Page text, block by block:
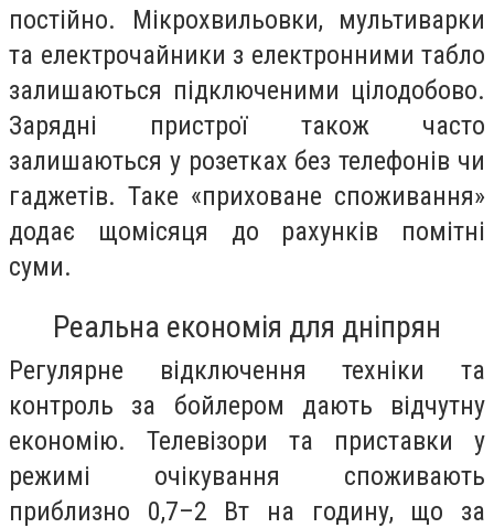
постійно. Мікрохвильовки, мультиварки
та електрочайники з електронними табло
залишаються підключеними цілодобово.
Зарядні пристрої також часто
залишаються у розетках без телефонів чи
гаджетів. Таке «приховане споживання»
додає щомісяця до рахунків помітні
суми.
Реальна економія для дніпрян
Регулярне відключення техніки та
контроль за бойлером дають відчутну
економію. Телевізори та приставки у
режимі очікування споживають
приблизно 0,7–2 Вт на годину, що за